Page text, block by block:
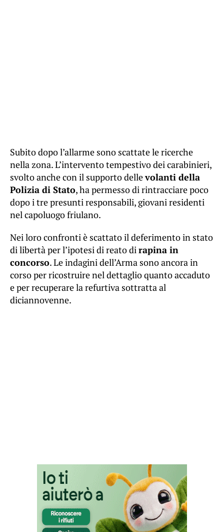
Subito dopo l’allarme sono scattate le ricerche
nella zona. L’intervento tempestivo dei carabinieri,
svolto anche con il supporto dellevolanti della
Polizia di Stato, ha permesso di rintracciare poco
dopo i tre presunti responsabili, giovani residenti
nel capoluogo friulano.
Nei loro confronti è scattato il deferimento in stato
di libertà per l’ipotesi di reato dirapina in
concorso. Le indagini dell’Arma sono ancora in
corso per ricostruire nel dettaglio quanto accaduto
e per recuperare la refurtiva sottratta al
diciannovenne.